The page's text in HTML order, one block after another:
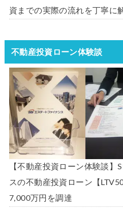
資までの実際の流れを丁寧に
不動産投資ローン体験談
【不動産投資ローン体験談】
スの不動産投資ローン【
7,000万円を調達